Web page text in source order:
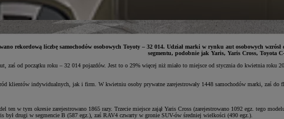
rekordową liczbę samochodów osobowych Toyoty – 32 014. Udział marki w rynku aut osobowych wzrósł
segmentu, podobnie jak Yaris, Yaris Cross, Toyota
zaś od początku roku – 32 014 pojazdów. Jest to o 29% więcej niż miało to miejsce od stycznia do kwietnia
klientów indywidualnych, jak i firm. W kwietniu osoby prywatne zarejestrowały 1448 samochodów marki, zaś do
ten w tym okresie zarejestrowano 1865 razy. Trzecie miejsce zajął Yaris Cross (zarejestrowano 1092 egz. tego
był drugi w segmencie B (587 egz.), zaś RAV4 czwarty w gronie SUV-ów średniej wielkości (490 egz.).